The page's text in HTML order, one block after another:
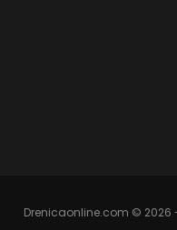
Drenicaonline.com © 2026